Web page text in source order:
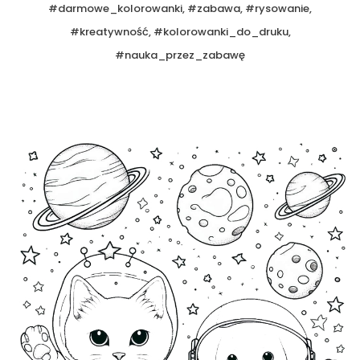
#darmowe_kolorowanki, #zabawa, #rysowanie,
#kreatywność, #kolorowanki_do_druku,
#nauka_przez_zabawę